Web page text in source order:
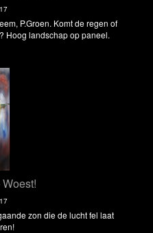
P.Groen. Komt de regen of
Hoog landschap op paneel.
zon die de lucht fel laat